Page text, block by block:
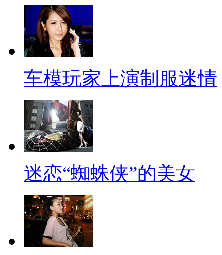
车模玩家上演制服迷情
迷恋“蜘蛛侠”的美女